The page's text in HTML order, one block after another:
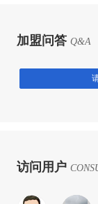
加盟问答 Q&A
访问用户